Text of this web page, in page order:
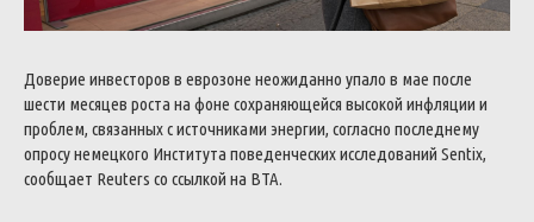
Доверие инвесторов в еврозоне неожиданно упало в мае после
шести месяцев роста на фоне сохраняющейся высокой инфляции и
проблем, связанных с источниками энергии, согласно последнему
опросу немецкого Института поведенческих исследований Sentix,
сообщает Reuters со ссылкой на BTA.